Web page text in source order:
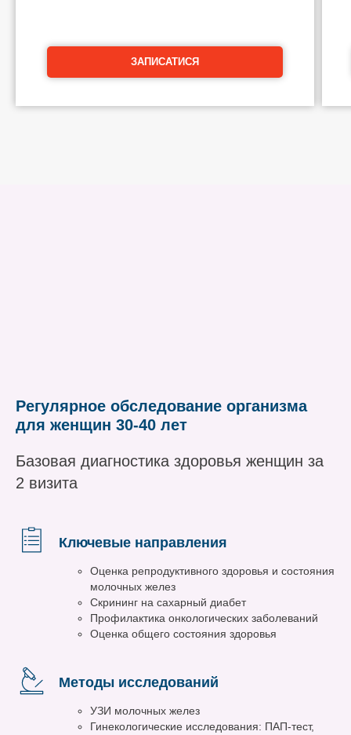
ЗАПИСАТИСЯ
Регулярное обследование организма
для женщин 30-40 лет
Базовая диагностика здоровья женщин за
2 визита
Ключевые направления
Оценка репродуктивного здоровья и состояния
молочных желез
Скрининг на сахарный диабет
Профилактика онкологических заболеваний
Оценка общего состояния здоровья
Методы исследований
УЗИ молочных желез
Гинекологические исследования: ПАП-тест,